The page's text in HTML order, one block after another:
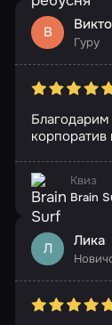
В
Гуру
Квиз
Brain
Л Лика